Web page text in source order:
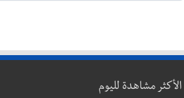
الأكثر مشاهدة لليوم